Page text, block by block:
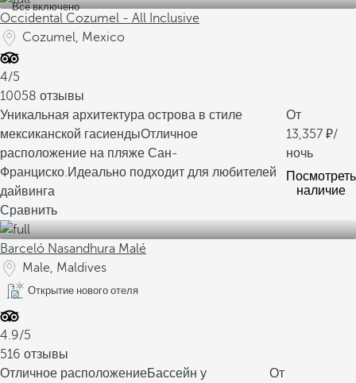
Все включено
Occidental Cozumel - All Inclusive
Cozumel, Mexico
4/5
10058 отзывы
Уникальная архитектура острова в стиле
мексиканской гасиендыОтличное
расположение на пляже Сан-
Франциско.Идеально подходит для любителей
дайвинга
От
13,357
/
ночь
Посмотреть
наличие
Сравнить
Barceló Nasandhura Malé
Male, Maldives
Открытие нового отеля
4.9/5
516 отзывы
Отличное расположениеБассейн у От